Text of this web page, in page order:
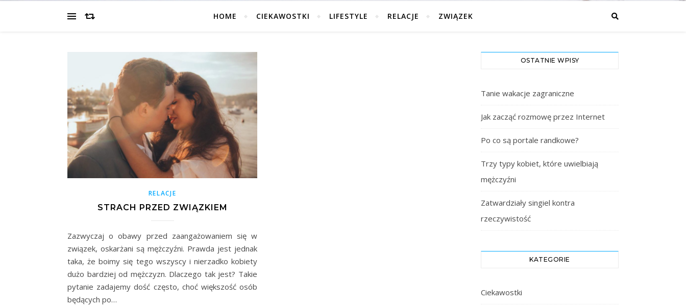
HOME CIEKAWOSTKI LIFESTYLE RELACJE ZWIĄZEK
RELACJE
STRACH PRZED ZWIĄZKIEM
Zazwyczaj o obawy przed zaangażowaniem się w
związek, oskarżani są mężczyźni. Prawda jest jednak
taka, że boimy się tego wszyscy i nierzadko kobiety
dużo bardziej od mężczyzn. Dlaczego tak jest? Takie
pytanie zadajemy dość często, choć większość osób
będących po…
OSTATNIE WPISY
Tanie wakacje zagraniczne
Jak zacząć rozmowę przez Internet
Po co są portale randkowe?
Trzy typy kobiet, które uwielbiają
mężczyźni
Zatwardziały singiel kontra
rzeczywistość
KATEGORIE
Ciekawostki